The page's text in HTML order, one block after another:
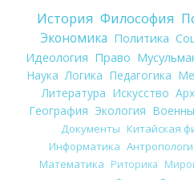
История Философия
Экономика Политика
Идеология Право
Наука Логика Педагогика
Литература Искусство
География Экология
Документы Китайская
Информатика
Математика Риторика